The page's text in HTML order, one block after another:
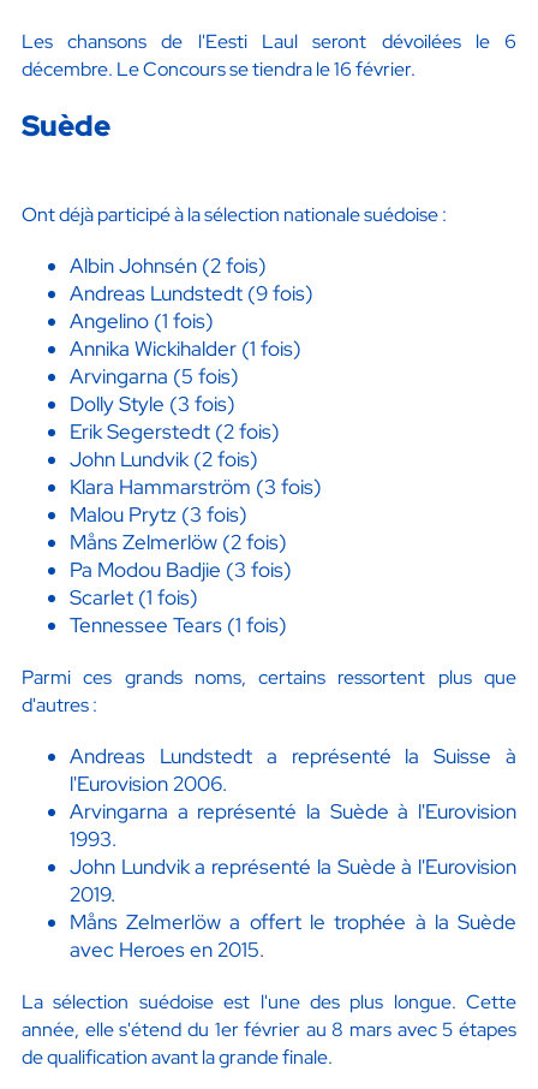
Les chansons de l'Eesti Laul seront dévoilées le 6
décembre. Le Concours se tiendra le 16 février.
Suède
Ont déjà participé à la sélection nationale suédoise :
Albin Johnsén (2 fois)
Andreas Lundstedt (9 fois)
Angelino (1 fois)
Annika Wickihalder (1 fois)
Arvingarna (5 fois)
Dolly Style (3 fois)
Erik Segerstedt (2 fois)
John Lundvik (2 fois)
Klara Hammarström (3 fois)
Malou Prytz (3 fois)
Måns Zelmerlöw (2 fois)
Pa Modou Badjie (3 fois)
Scarlet (1 fois)
Tennessee Tears (1 fois)
Parmi ces grands noms, certains ressortent plus que
d'autres :
Andreas Lundstedt a représenté la Suisse à
l'Eurovision 2006.
Arvingarna a représenté la Suède à l'Eurovision
1993.
John Lundvik a représenté la Suède à l'Eurovision
2019.
Måns Zelmerlöw a offert le trophée à la Suède
avec Heroes en 2015.
La sélection suédoise est l'une des plus longue. Cette
année, elle s'étend du 1er février au 8 mars avec 5 étapes
de qualification avant la grande finale.